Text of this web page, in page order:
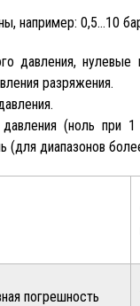
например: 0,5…10
давления,
разряжения.
(ноль при
диапазонов
погрешность